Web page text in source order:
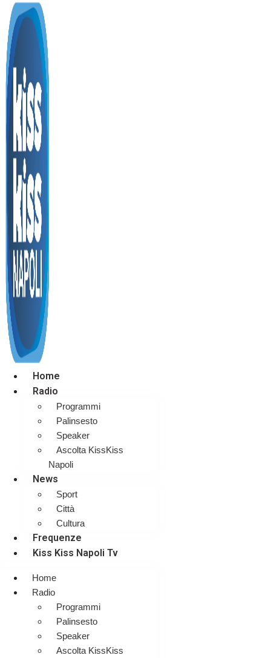
Home
Radio
Programmi
Palinsesto
Speaker
Ascolta KissKiss
Napoli
News
Sport
Città
Cultura
Frequenze
Kiss Kiss Napoli Tv
Home
Radio
Programmi
Palinsesto
Speaker
Ascolta KissKiss